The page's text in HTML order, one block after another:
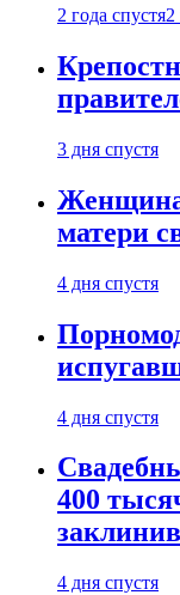
2 года спустя2
3 дня спустя
Женщина
матери
4 дня спустя
4 дня спустя
400
4 дня спустя